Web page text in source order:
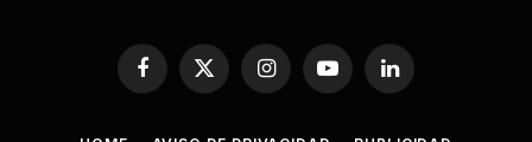
Facebook
X
InstagramYouTubeLinkedIn